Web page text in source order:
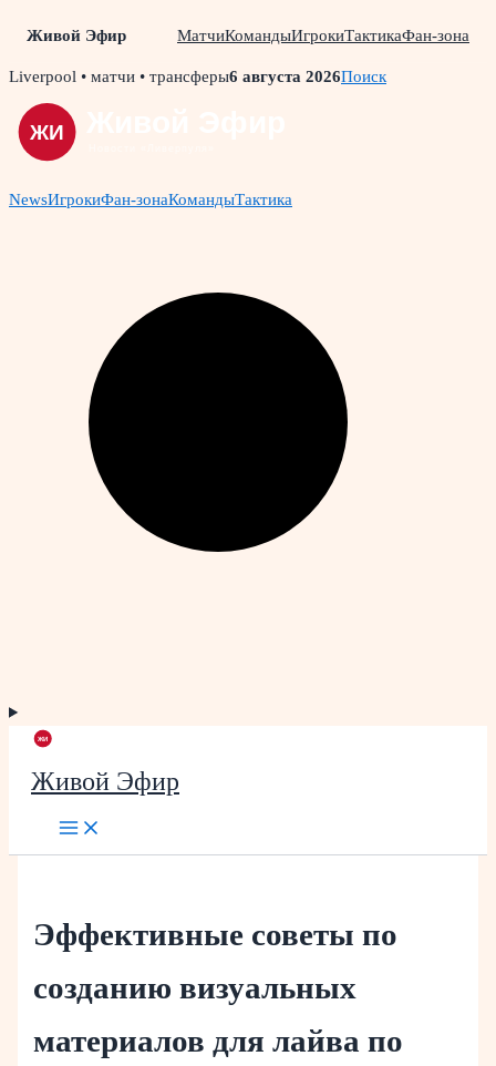
Живой Эфир МатчиКомандыИгрокиТактикаФан-зона
Skip
content
Liverpool • матчи • трансферы6 августа 2026Поиск
NewsИгрокиФан-зонаКомандыТактика
Живой Эфир
Эффективные советы по
созданию визуальных
материалов для лайва по